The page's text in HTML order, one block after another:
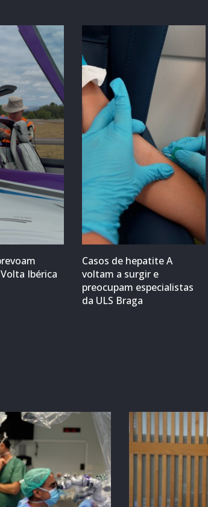
Ibérica
Casos de hepatite A
voltam a surgir e
preocupam especialistas
da ULS Braga